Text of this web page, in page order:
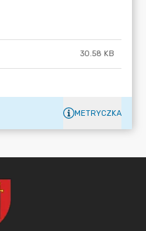
30.58 KB
METRYCZKA